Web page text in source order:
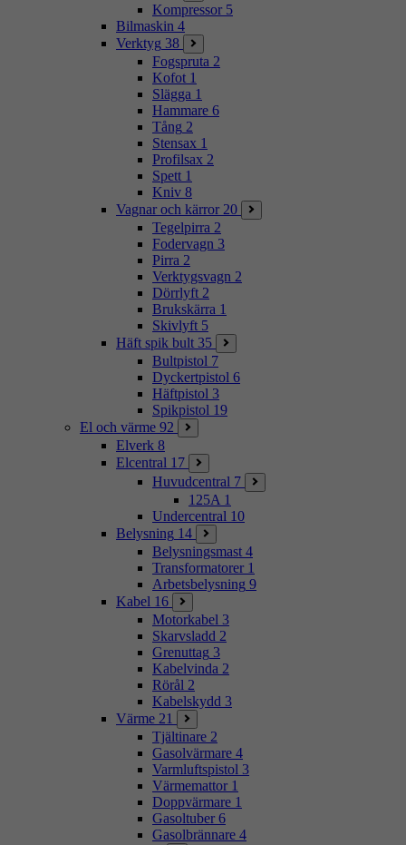
Kompressor 5
Bilmaskin 4
Verktyg 38
Fogspruta 2
Kofot 1
Slägga 1
Hammare 6
Tång 2
Stensax 1
Profilsax 2
Spett 1
Kniv 8
Vagnar och kärror 20
Tegelpirra 2
Fodervagn 3
Pirra 2
Verktygsvagn 2
Dörrlyft 2
Brukskärra 1
Skivlyft 5
Häft spik bult 35
Bultpistol 7
Dyckertpistol 6
Häftpistol 3
Spikpistol 19
El och värme 92
Elverk 8
Elcentral 17
Huvudcentral 7
125A 1
Undercentral 10
Belysning 14
Belysningsmast 4
Transformatorer 1
Arbetsbelysning 9
Kabel 16
Motorkabel 3
Skarvsladd 2
Grenuttag 3
Kabelvinda 2
Rörål 2
Kabelskydd 3
Värme 21
Tjältinare 2
Gasolvärmare 4
Varmluftspistol 3
Värmemattor 1
Doppvärmare 1
Gasoltuber 6
Gasolbrännare 4